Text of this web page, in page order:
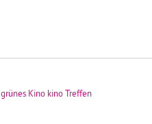
Kino kino Treffen